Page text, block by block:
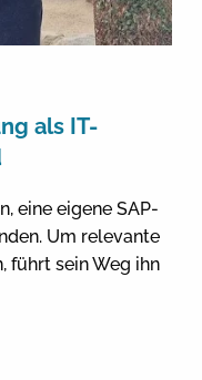
als IT-
eine eigene SAP-
Um relevante
führt sein Weg ihn